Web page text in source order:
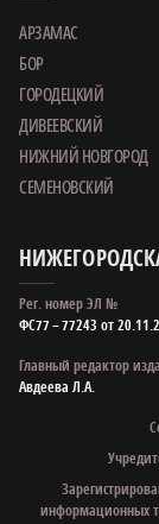
АРЗАМАС
БОР
ГОРОДЕЦКИЙ
ДИВЕЕВСКИЙ
НИЖНИЙ НОВГОРОД
СЕМЕНОВСКИЙ
Рег. номер ЭЛ №
ФС77 – 77243 от
Главный редактор
Авдеева Л.А.
информационных